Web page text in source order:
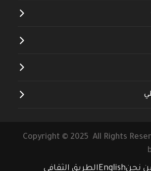
Copyright © 2025 All Rights
نحنEnglishالطريق الثقافي